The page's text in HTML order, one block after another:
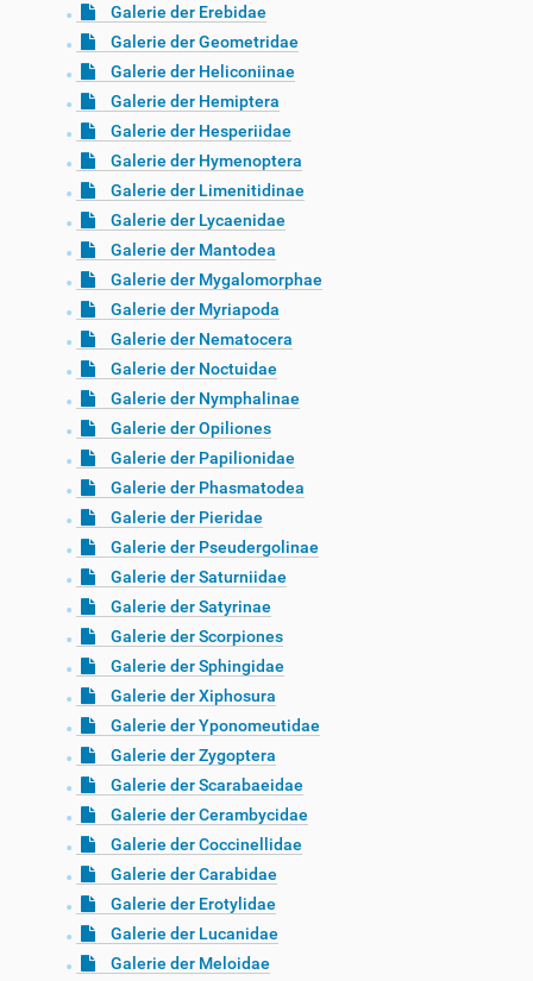
Galerie der Erebidae
Galerie der Geometridae
Galerie der Heliconiinae
Galerie der Hemiptera
Galerie der Hesperiidae
Galerie der Hymenoptera
Galerie der Limenitidinae
Galerie der Lycaenidae
Galerie der Mantodea
Galerie der Mygalomorphae
Galerie der Myriapoda
Galerie der Nematocera
Galerie der Noctuidae
Galerie der Nymphalinae
Galerie der Opiliones
Galerie der Papilionidae
Galerie der Phasmatodea
Galerie der Pieridae
Galerie der Pseudergolinae
Galerie der Saturniidae
Galerie der Satyrinae
Galerie der Scorpiones
Galerie der Sphingidae
Galerie der Xiphosura
Galerie der Yponomeutidae
Galerie der Zygoptera
Galerie der Scarabaeidae
Galerie der Cerambycidae
Galerie der Coccinellidae
Galerie der Carabidae
Galerie der Erotylidae
Galerie der Lucanidae
Galerie der Meloidae